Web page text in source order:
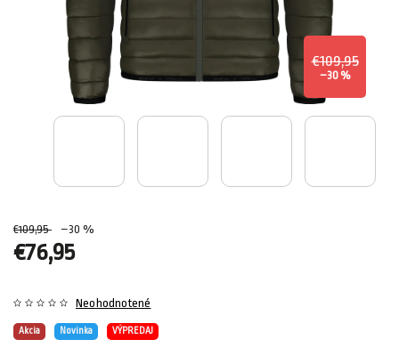
€109,95
–30 %
€109,95 –30 %
€76,95
Akcia Novinka VÝPREDAJ
Neohodnotené